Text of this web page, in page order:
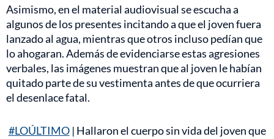
Asimismo, en el material audiovisual se escucha a
algunos de los presentes incitando a que el joven fuera
lanzado al agua, mientras que otros incluso pedían que
lo ahogaran. Además de evidenciarse estas agresiones
verbales, las imágenes muestran que al joven le habían
quitado parte de su vestimenta antes de que ocurriera
el desenlace fatal.
#LOÚLTIMO| Hallaron el cuerpo sin vida del joven que